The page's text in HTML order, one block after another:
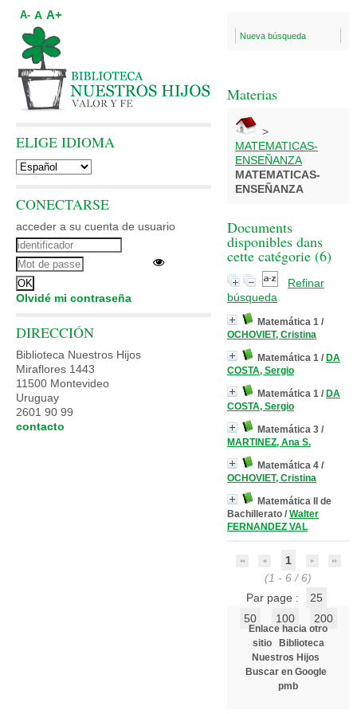
Nueva búsqueda
Materias
>
MATEMATICAS-
ENSEÑANZA
MATEMATICAS-
ENSEÑANZA
Documents
disponibles dans
cette catégorie (6)
Refinar
búsqueda
Matemática 1 /
OCHOVIET, Cristina
Matemática 1 / DA
COSTA, Sergio
Matemática 1 / DA
COSTA, Sergio
Matemática 3 /
MARTINEZ, Ana S.
Matemática 4 /
OCHOVIET, Cristina
Matemática II de
Bachillerato / Walter
FERNANDEZ VAL
1
(1 - 6 / 6)
Par page :
25
50
100 200
Enlace hacia otro
sitio
Biblioteca
Nuestros Hijos
Buscar en Google
pmb
A- A A+
ELIGE IDIOMA
CONECTARSE
acceder a su cuenta de usuario
Olvidé mi contraseña
DIRECCIÓN
Biblioteca Nuestros Hijos
Miraflores 1443
11500 Montevideo
Uruguay
2601 90 99
contacto